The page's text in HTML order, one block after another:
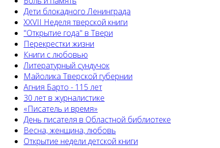
Дети блокадного Ленинграда
XXVII Неделя тверской книги
"Открытие года" в Твери
Перекрестки жизни
Книги с любовью
Литературный сундучок
Майолика Тверской губернии
Агния Барто - 115 лет
30 лет в журналистике
«Писатель и время»
День писателя в Областной библиотеке
Весна, женщина, любовь
Открытие недели детской книги